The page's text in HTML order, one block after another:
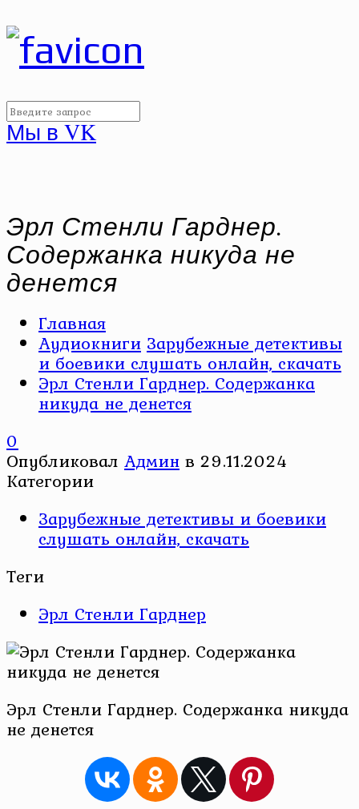
Мы в VK
Эрл Стенли Гарднер.
Содержанка никуда не
денется
Главная
Аудиокниги Зарубежные детективы
и боевики слушать онлайн, скачать
Эрл Стенли Гарднер. Содержанка
никуда не денется
0
Опубликовал Админ в 29.11.2024
Категории
Зарубежные детективы и боевики
слушать онлайн, скачать
Теги
Эрл Стенли Гарднер
Эрл Стенли Гарднер. Содержанка никуда
не денется